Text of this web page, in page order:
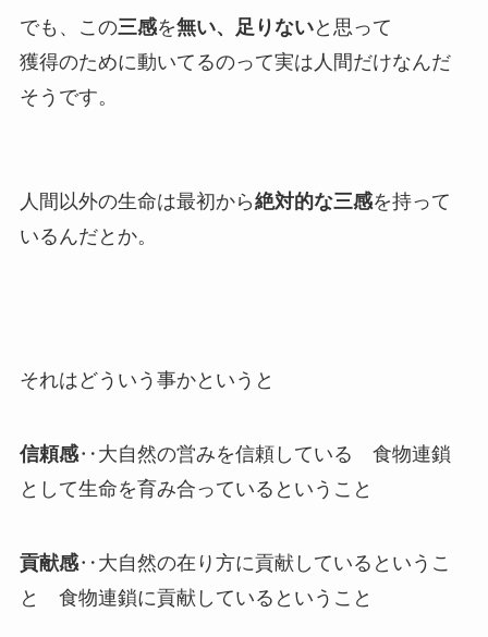
でも、この三感を無い、足りないと思って
獲得のために動いてるのって実は人間だけなんだ
そうです。
人間以外の生命は最初から絶対的な三感を持って
いるんだとか。
それはどういう事かというと
信頼感‥大自然の営みを信頼している 食物連鎖
として生命を育み合っているということ
貢献感‥大自然の在り方に貢献しているというこ
と 食物連鎖に貢献しているということ